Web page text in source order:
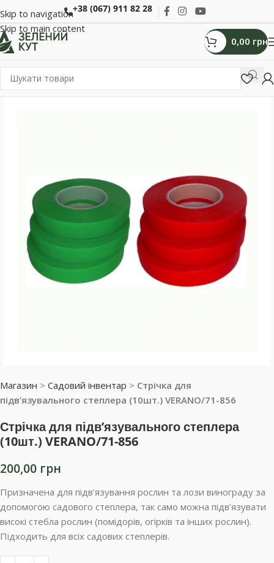
Skip to navigation
Skip to main content
+38 (067) 911 82 28
0,00 грн
Магазин > Садовий інвентар > Стрічка для
підв’язувального степлера (10шт.) VERANO/71-856
Стрічка для підв’язувального степлера
(10шт.) VERANO/71-856
200,00 грн
Призначена для підв’язування рослин та лози винограду за
допомогою садового степлера, так само можна підв’язувати
високі стебла рослин (помідорів, огірків та інших рослин).
Підходить для всіх садових степлерів.